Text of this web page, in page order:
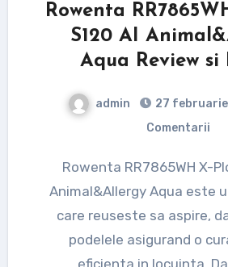
Rowenta
S120 AI
Aqua Review si
admin 27
Comentarii
Rowenta RR7865WH X-Plorer S120 AI
Animal&Allergy Aqua este
care reuseste sa aspire,
podelele asigurand o
eficienta in locuinta.